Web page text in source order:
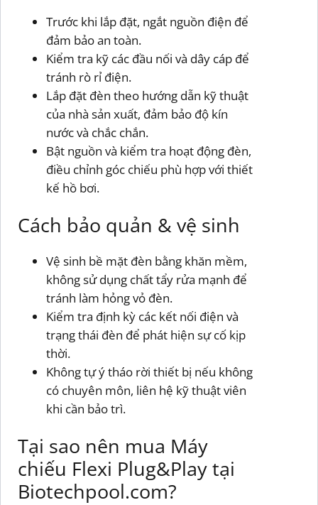
Trước khi lắp đặt, ngắt nguồn điện để
đảm bảo an toàn.
Kiểm tra kỹ các đầu nối và dây cáp để
tránh rò rỉ điện.
Lắp đặt đèn theo hướng dẫn kỹ thuật
của nhà sản xuất, đảm bảo độ kín
nước và chắc chắn.
Bật nguồn và kiểm tra hoạt động đèn,
điều chỉnh góc chiếu phù hợp với thiết
kế hồ bơi.
Cách bảo quản & vệ sinh
Vệ sinh bề mặt đèn bằng khăn mềm,
không sử dụng chất tẩy rửa mạnh để
tránh làm hỏng vỏ đèn.
Kiểm tra định kỳ các kết nối điện và
trạng thái đèn để phát hiện sự cố kịp
thời.
Không tự ý tháo rời thiết bị nếu không
có chuyên môn, liên hệ kỹ thuật viên
khi cần bảo trì.
Tại sao nên mua Máy
chiếu Flexi Plug&Play tại
Biotechpool.com?